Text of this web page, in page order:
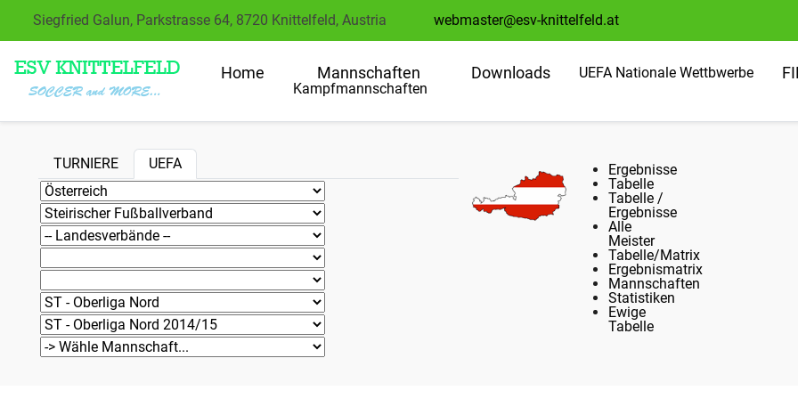
Siegfried Galun, Parkstrasse 64, 8720 Knittelfeld, Austria webmaster@esv-knittelfeld.at
Home Mannschaften
Kampfmannschaften
Downloads UEFA Nationale Wettbwerbe
TURNIERE UEFA
Ergebnisse
Tabelle
Tabelle /
Ergebnisse
Alle
Meister
Tabelle/Matrix
Ergebnismatrix
Mannschaften
Statistiken
Ewige
Tabelle